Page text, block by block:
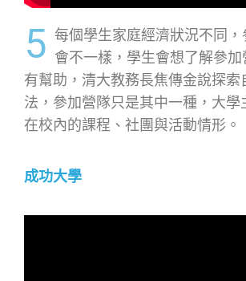
5 每個學生家庭經濟狀況不同
會不一樣，學生會想了解參
有幫助，清大教務長焦傳金說探索
法，參加營隊只是其中一種，大學
在校內的課程、社團與活動情形。
成功大學